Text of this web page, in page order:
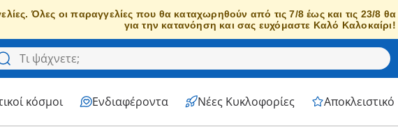
Όλες οι παραγγελίες που θα καταχωρηθούν από τις 7/8 έως και τις 23/8
για την κατανόηση και σας ευχόμαστε Καλό Καλοκαίρι!
κόσμοι Ενδιαφέροντα Νέες Κυκλοφορίες Αποκλειστικό